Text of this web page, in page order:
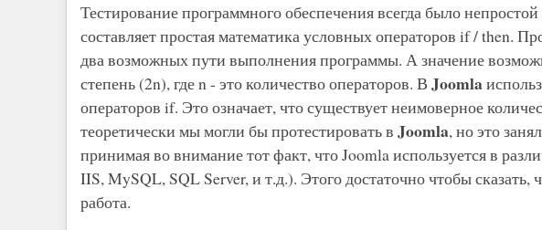
Тестирование программного обеспечения всегда было
составляет простая математика условных операторов if / then.
два возможных пути выполнения программы. А значение
степень (2n), где n - это количество операторов. В Joomla
операторов if. Это означает, что существует неимоверное
теоретически мы могли бы протестировать в Joomla, но это
принимая во внимание тот факт, что Joomla используется в
IIS, MySQL, SQL Server, и т.д.). Этого достаточно чтобы сказать,
работа.